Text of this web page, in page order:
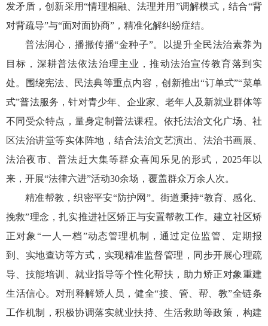
发矛盾，创新采用“情理相融、法理并用”调解模式，结合“背
对背疏导”与“面对面协商”，精准化解纠纷症结。
普法润心，播撒传播“金种子”。以提升全民法治素养为
目标，深耕普法依法治理主业，推动法治宣传教育落到实
处。围绕宪法、民法典等重点内容，创新推出“订单式”“菜单
式”普法服务，针对青少年、企业家、老年人及新就业群体等
不同受众特点，量身定制普法课程。依托法治文化广场、社
区法治讲堂等实体阵地，结合法治文艺演出、法治书画展、
法治夜市、普法赶大集等群众喜闻乐见的形式，2025年以
来，开展“法律六进”活动30余场，覆盖群众万余人次。
精准帮教，织密平安“防护网”。街道秉持“教育、感化、
挽救”理念，扎实推进社区矫正与安置帮教工作。建立社区矫
正对象“一人一档”动态管理机制，通过定位监管、定期报
到、实地查访等方式，实现精准监督管理，同步开展心理疏
导、技能培训、就业指导等个性化帮扶，助力矫正对象重建
生活信心。对刑释解矫人员，健全“接、管、帮、教”全链条
工作机制，积极协调落实就业扶持、生活救助等政策，构建